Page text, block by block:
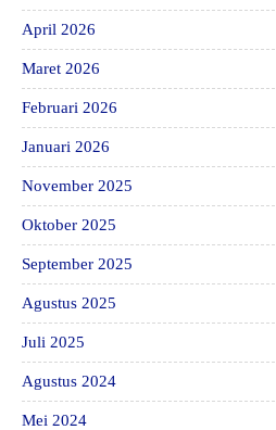
April 2026
Maret 2026
Februari 2026
Januari 2026
November 2025
Oktober 2025
September 2025
Agustus 2025
Juli 2025
Agustus 2024
Mei 2024